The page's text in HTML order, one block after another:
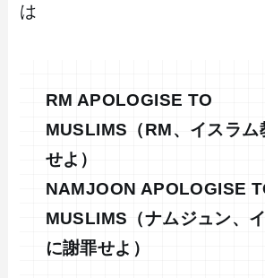
は
RM APOLOGISE TO
MUSLIMS（RM、イスラム
せよ）
NAMJOON APOLOGISE
MUSLIMS（ナムジュン、
に謝罪せよ）